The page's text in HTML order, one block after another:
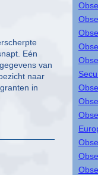
Eén
van
naar
in